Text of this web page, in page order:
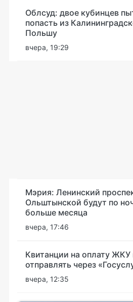
Облсуд: двое кубинцев
попасть из
Польшу
вчера, 19:29
Мэрия: Ленинский
Ольштынской будут по
больше месяца
вчера, 17:46
Квитанции на оплату ЖКУ
отправлять через
вчера, 12:35